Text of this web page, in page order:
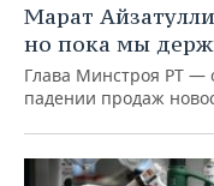
Марат
но пока мы
Глава Минстроя РТ —
падении продаж